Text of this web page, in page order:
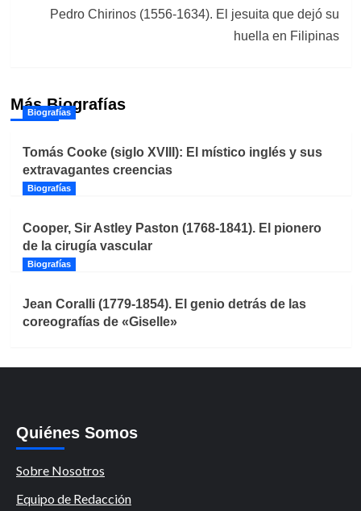
Pedro Chirinos (1556-1634). El jesuita que dejó su
huella en Filipinas
Más Biografías
Biografías
Tomás Cooke (siglo XVIII): El místico inglés y sus
extravagantes creencias
Biografías
Cooper, Sir Astley Paston (1768-1841). El pionero
de la cirugía vascular
Biografías
Jean Coralli (1779-1854). El genio detrás de las
coreografías de «Giselle»
Quiénes Somos
Sobre Nosotros
Equipo de Redacción